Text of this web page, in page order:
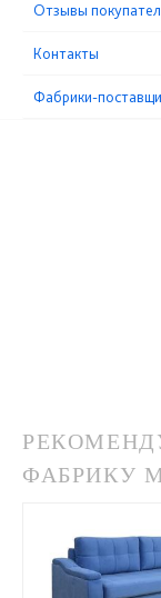
Отзывы
Контакты
Фабрики-
ФАБРИКУ